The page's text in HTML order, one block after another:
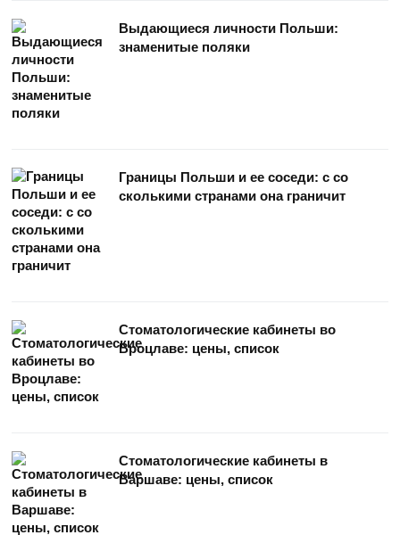
Выдающиеся личности Польши:
знаменитые поляки
Границы Польши и ее соседи: с со
сколькими странами она граничит
Стоматологические кабинеты во
Вроцлаве: цены, список
Стоматологические кабинеты в
Варшаве: цены, список